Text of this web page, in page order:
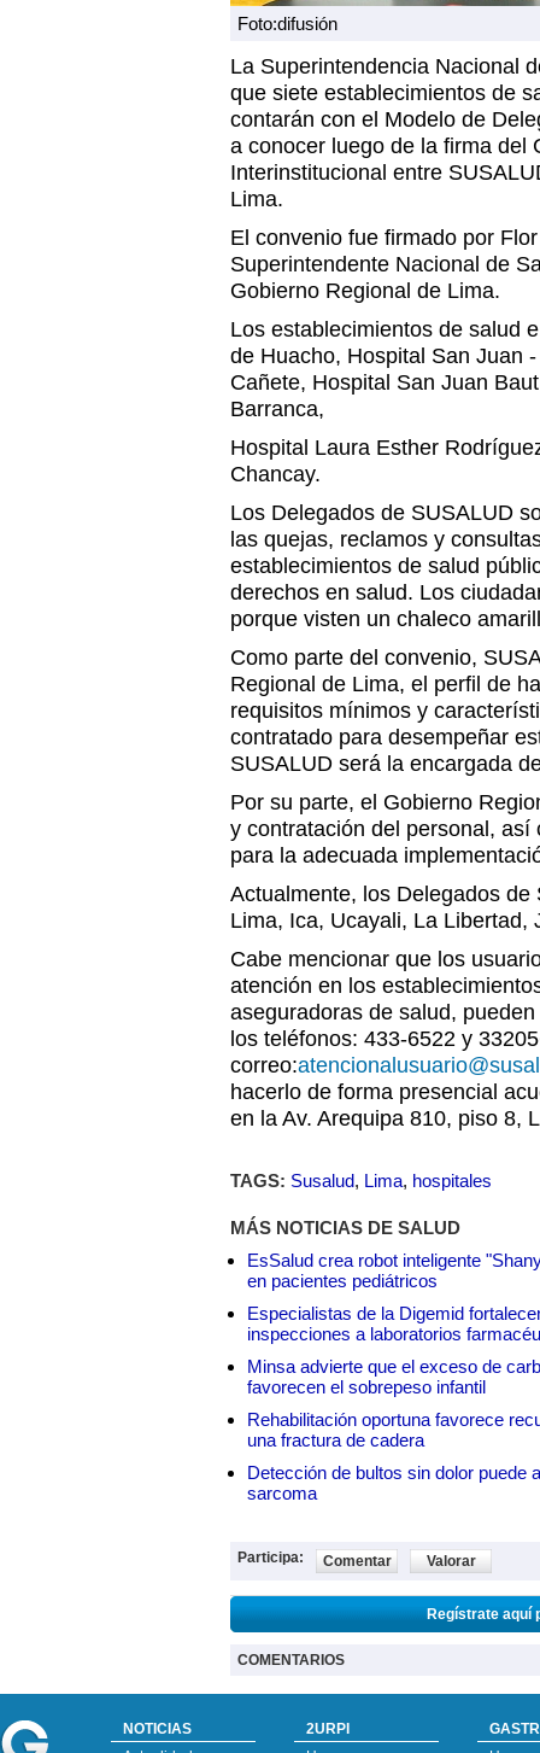
Foto:difusión
La Superintendencia Nacional
que siete establecimientos de
contarán con el Modelo de
a conocer luego de la firma del
Interinstitucional entre
Lima.
El convenio fue firmado por
Superintendente Nacional de
Gobierno Regional de Lima.
Los establecimientos de salud
de Huacho, Hospital San Juan
Cañete, Hospital San Juan
Barranca,
Hospital Laura Esther
Chancay.
Los Delegados de SUSALUD
las quejas, reclamos y
establecimientos de salud
derechos en salud. Los
porque visten un chaleco
Como parte del convenio,
Regional de Lima, el perfil de
requisitos mínimos y
contratado para desempeñar
SUSALUD será la encargada
Por su parte, el Gobierno
y contratación del personal,
para la adecuada
Actualmente, los Delegados
Lima, Ica, Ucayali, La
Cabe mencionar que los
atención en los
aseguradoras de salud,
los teléfonos: 433-6522 y
correo:
hacerlo de forma presencial
en la Av. Arequipa 810, piso 8,
TAGS: Susalud, Lima, hospitales
MÁS NOTICIAS DE SALUD
EsSalud crea robot inteligente
en pacientes pediátricos
Especialistas de la Digemid
inspecciones a laboratorios
Minsa advierte que el exceso de
favorecen el sobrepeso infantil
Rehabilitación oportuna favorece
una fractura de cadera
Detección de bultos sin dolor puede
sarcoma
Participa: Comentar Valorar
Regístrate aquí
COMENTARIOS
NOTICIAS
2URPI